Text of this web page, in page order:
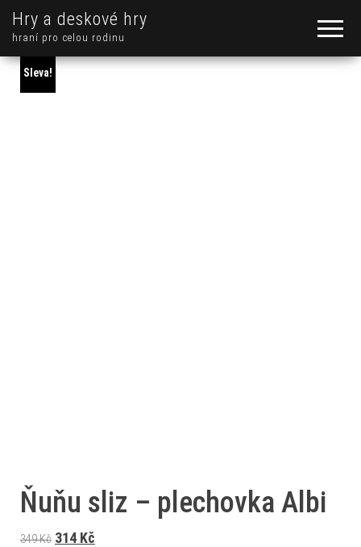
Hry a deskové hry
hraní pro celou rodinu
Sleva!
Ňuňu sliz – plechovka Albi
349Kč Původní cena byla: 349 Kč.
314 Kč